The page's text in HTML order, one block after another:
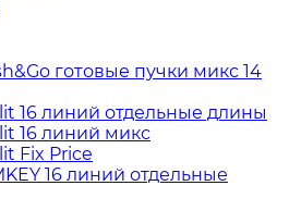
готовые пучки микс 14
16 линий отдельные длины
16 линий микс
Fix Price
16 линий отдельные